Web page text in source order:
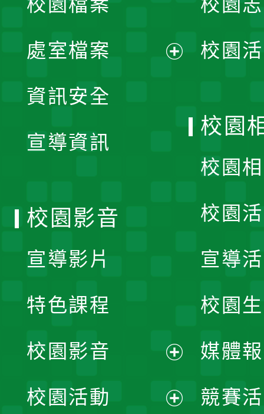
單
處室檔案
資訊安全
宣導資訊
校園
校園
校園
校園
宣導
校園
媒體
競賽
校園影音
宣導影片
特色課程
校園影音
校園活動